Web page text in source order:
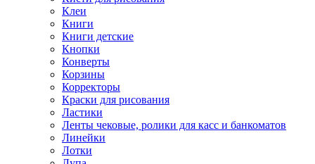
Клеи
Книги
Книги детские
Кнопки
Конверты
Корзины
Корректоры
Краски для рисования
Ластики
Ленты чековые, ролики для касс и банкоматов
Линейки
Лотки